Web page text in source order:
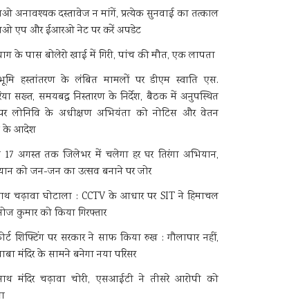
अनावश्यक दस्तावेज न मांगें, प्रत्येक सुनवाई का तत्काल
एप और ईआरओ नेट पर करें अपडेट
के पास बोलेरो खाई में गिरी, पांच की मौत, एक लापता
हस्तांतरण के लंबित मामलों पर डीएम स्वाति एस.
सख्त, समयबद्ध निस्तारण के निर्देश, बैठक में अनुपस्थित
लोनिवि के अधीक्षण अभियंता को नोटिस और वेतन
के आदेश
अगस्त तक जिलेभर में चलेगा हर घर तिरंगा अभियान,
को जन-जन का उत्सव बनाने पर जोर
चढ़ावा घोटाला : CCTV के आधार पर SIT ने हिमाचल
कुमार को किया गिरफ्तार
शिफ्टिंग पर सरकार ने साफ किया रुख : गौलापार नहीं,
मंदिर के सामने बनेगा नया परिसर
मंदिर चढ़ावा चोरी, एसआईटी ने तीसरे आरोपी को